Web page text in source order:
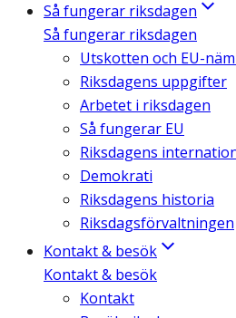
Så fungerar riksdagen
Så fungerar riksdagen
Utskotten och EU-
Riksdagens uppgifter
Arbetet i riksdagen
Så fungerar EU
Riksdagens
Demokrati
Riksdagens historia
Riksdagsförvaltningen
Kontakt & besök
Kontakt & besök
Kontakt